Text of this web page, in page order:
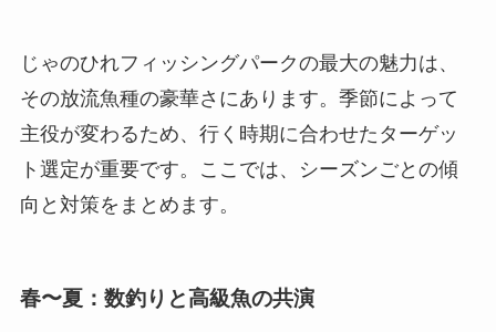
じゃのひれフィッシングパークの最大の魅力は、
その放流魚種の豪華さにあります。季節によって
主役が変わるため、行く時期に合わせたターゲッ
ト選定が重要です。ここでは、シーズンごとの傾
向と対策をまとめます。
春〜夏：数釣りと高級魚の共演